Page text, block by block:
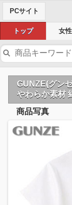
PCサイト
トップ 女
GUNZE(グン
やわらか素材
商品写真